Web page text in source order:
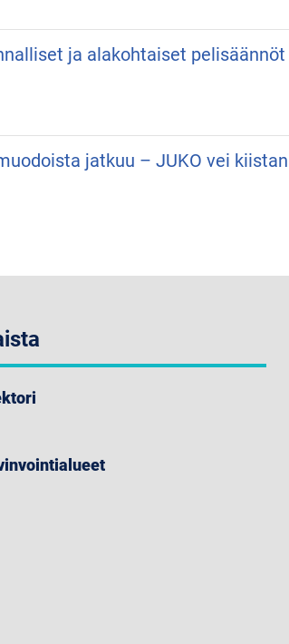
ja alakohtaiset pelisäännöt
jatkuu – JUKO vei